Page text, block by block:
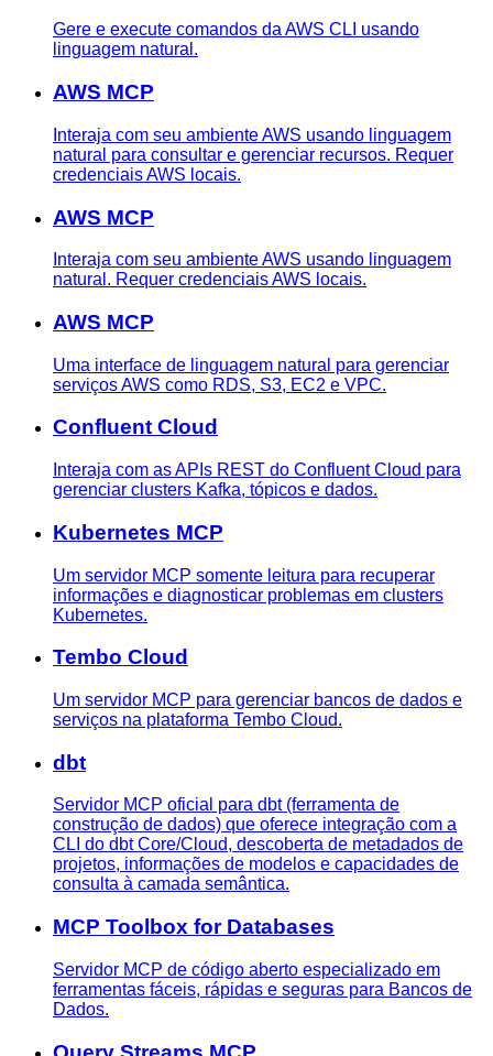
Gere e execute comandos da AWS CLI usando
linguagem natural.
AWS MCP
Interaja com seu ambiente AWS usando linguagem
natural para consultar e gerenciar recursos. Requer
credenciais AWS locais.
AWS MCP
Interaja com seu ambiente AWS usando linguagem
natural. Requer credenciais AWS locais.
AWS MCP
Uma interface de linguagem natural para gerenciar
serviços AWS como RDS, S3, EC2 e VPC.
Confluent Cloud
Interaja com as APIs REST do Confluent Cloud para
gerenciar clusters Kafka, tópicos e dados.
Kubernetes MCP
Um servidor MCP somente leitura para recuperar
informações e diagnosticar problemas em clusters
Kubernetes.
Tembo Cloud
Um servidor MCP para gerenciar bancos de dados e
serviços na plataforma Tembo Cloud.
dbt
Servidor MCP oficial para dbt (ferramenta de
construção de dados) que oferece integração com a
CLI do dbt Core/Cloud, descoberta de metadados de
projetos, informações de modelos e capacidades de
consulta à camada semântica.
MCP Toolbox for Databases
Servidor MCP de código aberto especializado em
ferramentas fáceis, rápidas e seguras para Bancos de
Dados.